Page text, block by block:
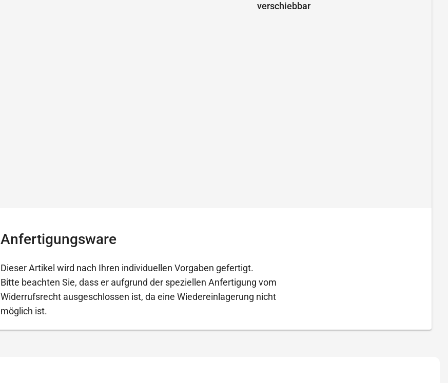
verschiebbar
Anfertigungsware
Dieser Artikel wird nach Ihren individuellen Vorgaben gefertigt.
Bitte beachten Sie, dass er aufgrund der speziellen Anfertigung vom
Widerrufsrecht ausgeschlossen ist, da eine Wiedereinlagerung nicht
möglich ist.